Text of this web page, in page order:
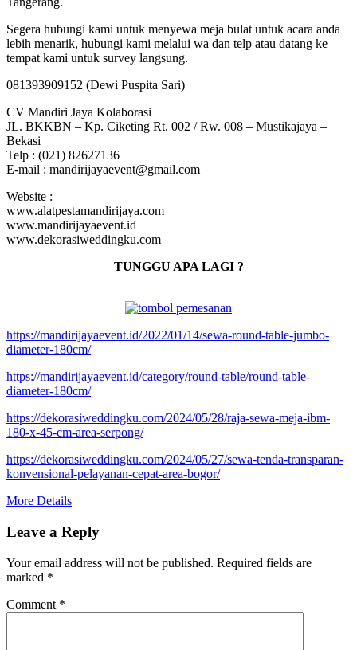
Segera hubungi kami untuk menyewa meja bulat untuk acara anda
lebih menarik, hubungi kami melalui wa dan telp atau datang ke
tempat kami untuk survey langsung.
081393909152 (Dewi Puspita Sari)
CV Mandiri Jaya Kolaborasi
JL. BKKBN – Kp. Ciketing Rt. 002 / Rw. 008 – Mustikajaya –
Bekasi
Telp : (021) 82627136
E-mail : mandirijayaevent@gmail.com
Website :
www.alatpestamandirijaya.com
www.mandirijayaevent.id
www.dekorasiweddingku.com
TUNGGU APA LAGI ?
https://mandirijayaevent.id/2022/01/14/sewa-round-table-jumbo-
diameter-180cm/
https://mandirijayaevent.id/category/round-table/round-table-
diameter-180cm/
https://dekorasiweddingku.com/2024/05/28/raja-sewa-meja-ibm-
180-x-45-cm-area-serpong/
https://dekorasiweddingku.com/2024/05/27/sewa-tenda-transparan-
konvensional-pelayanan-cepat-area-bogor/
More Details
Leave a Reply
Your email address will not be published. Required fields are
marked *
Comment *